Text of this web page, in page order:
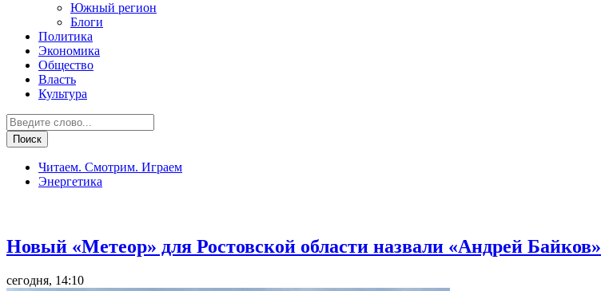
Южный регион
Блоги
Политика
Экономика
Общество
Власть
Культура
Читаем. Смотрим. Играем
Энергетика
Новый «Метеор» для Ростовской области назвали «Андрей Байков»
сегодня, 14:10